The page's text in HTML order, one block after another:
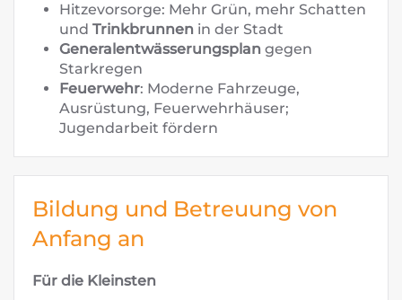
Hitzevorsorge: Mehr Grün, mehr Schatten
und Trinkbrunnen in der Stadt
Generalentwässerungsplan gegen
Starkregen
Feuerwehr: Moderne Fahrzeuge,
Ausrüstung, Feuerwehrhäuser;
Jugendarbeit fördern
Bildung und Betreuung von
Anfang an
Für die Kleinsten